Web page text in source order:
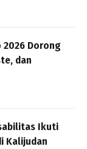
2026 Dorong
dan
Ikuti
Kalijudan